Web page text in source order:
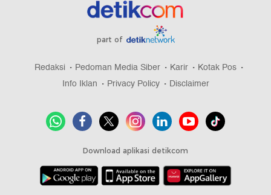
part of
Redaksi Pedoman Media Siber Karir
Kotak Pos
Info Iklan
Privacy Policy Disclaimer
Download aplikasi detikcom